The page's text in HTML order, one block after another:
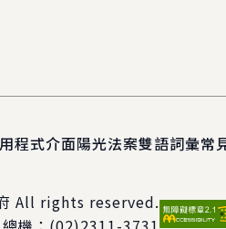
程式介面陽光法案雙語詞彙常
All rights reserved.